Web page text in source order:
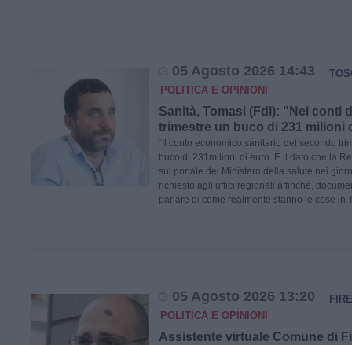
05 Agosto 2026 14:43
POLITICA E OPINIONI
Sanità, Tomasi (FdI): "Nei conti
trimestre un buco di 231 milioni
“Il conto economico sanitario del secondo
buco di 231milioni di euro. È il dato che la
sul portale del Ministero della salute nei
richiesto agli uffici regionali affinché,
parlare di come realmente stanno le cose in
05 Agosto 2026 13:20
POLITICA E OPINIONI
Assistente virtuale Comune di